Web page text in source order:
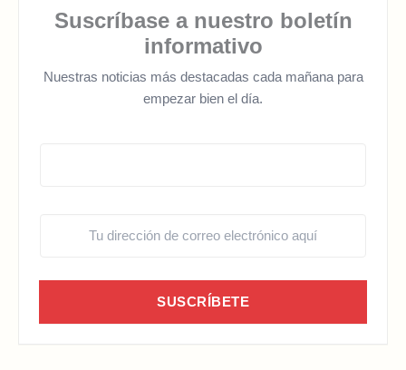
Suscríbase a nuestro boletín
informativo
Nuestras noticias más destacadas cada mañana para
empezar bien el día.
SUSCRÍBETE